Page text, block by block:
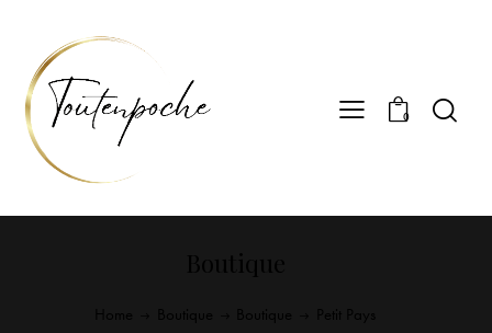
0